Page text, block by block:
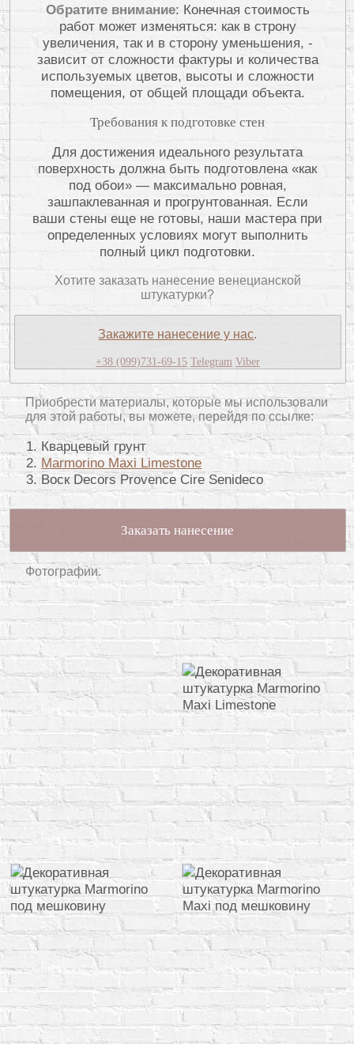
Обратите внимание: Конечная стоимость
работ может изменяться: как в строну
увеличения, так и в сторону уменьшения, -
зависит от сложности фактуры и количества
используемых цветов, высоты и сложности
помещения, от общей площади объекта.
Требования к подготовке стен
Для достижения идеального результата
поверхность должна быть подготовлена «как
под обои» — максимально ровная,
зашпаклеванная и прогрунтованная. Если
ваши стены еще не готовы, наши мастера при
определенных условиях могут выполнить
полный цикл подготовки.
Хотите заказать нанесение венецианской
штукатурки?
Закажите нанесение у нас.
+38 (099)731-69-15 Telegram Viber
Приобрести материалы, которые мы использовали
для этой работы, вы можете, перейдя по ссылке:
Кварцевый грунт
Marmorino Maxi Limestone
Воск Decors Provence Cire Senideco
Заказать нанесение
Фотографии.